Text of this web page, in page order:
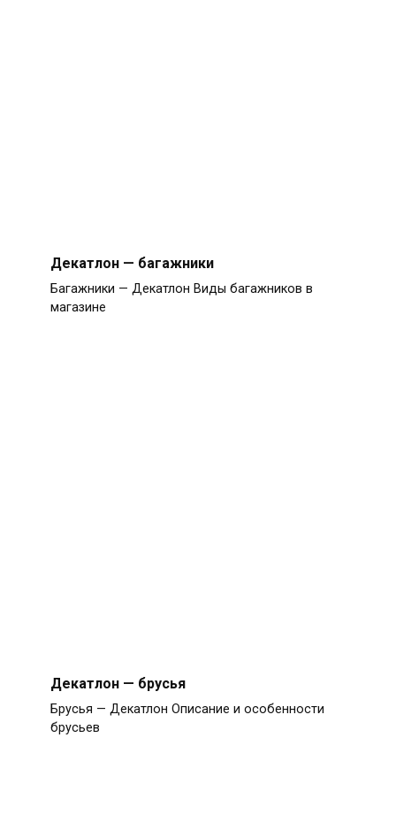
Декатлон — багажники
Багажники — Декатлон Виды багажников в
магазине
Декатлон — брусья
Брусья — Декатлон Описание и особенности
брусьев